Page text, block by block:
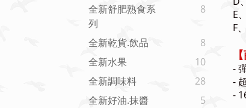
全新舒肥熟食系
列
8
全新乾貨.飲品
8
全新水果
10
全新調味料
28
全新好油.抹醬
5
E
F
-
-
-